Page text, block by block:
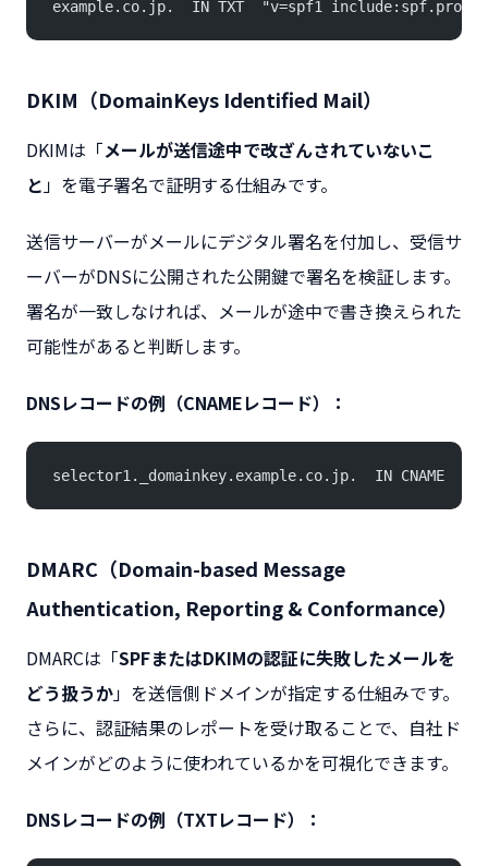
example.co.jp.  IN TXT  "v=spf1
DKIM（DomainKeys Identified Mail）
DKIMは「メールが送信途中で改ざんされていないこ
と」を電子署名で証明する仕組みです。
送信サーバーがメールにデジタル署名を付加し、受信サ
ーバーがDNSに公開された公開鍵で署名を検証します。
署名が一致しなければ、メールが途中で書き換えられた
可能性があると判断します。
DNSレコードの例（CNAMEレコード）：
selector1._domainkey.example.co.jp.  IN CNAME
DMARC（Domain-based Message
Authentication, Reporting & Conformance）
DMARCは「SPFまたはDKIMの認証に失敗したメールを
どう扱うか」を送信側ドメインが指定する仕組みです。
さらに、認証結果のレポートを受け取ることで、自社ド
メインがどのように使われているかを可視化できます。
DNSレコードの例（TXTレコード）：